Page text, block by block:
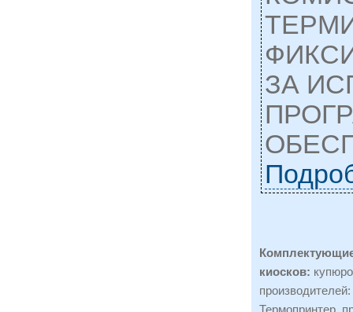
ЗА
киосков:
Термопринтер,